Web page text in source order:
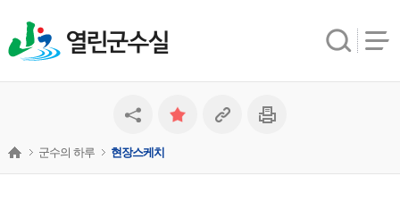
열린군수실
군수의 하루 현장스케치